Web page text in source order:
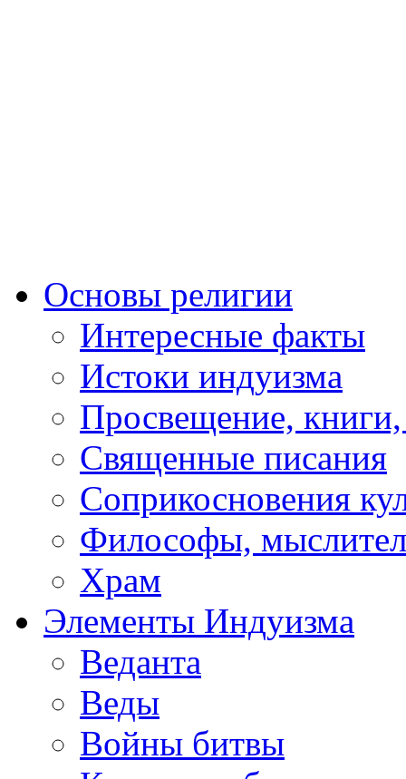
Основы религии
Интересные факты
Истоки индуизма
Просвещение, книги,
Священные писания
Соприкосновения
Философы,
Храм
Элементы Индуизма
Веданта
Веды
Войны битвы